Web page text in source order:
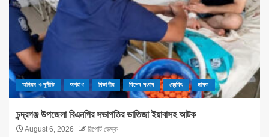
অনিয়ম ও দূর্নীতি অপরাধ বিভাগীয় বিশেষ সংবাদ ব্রেকিং মাদক
চন্দ্রগঞ্জ উপজেলা বিএনপির সভাপতির ভাতিজা ইয়াবাসহ আটক
August 6, 2026 রিপোর্ট ডেস্ক